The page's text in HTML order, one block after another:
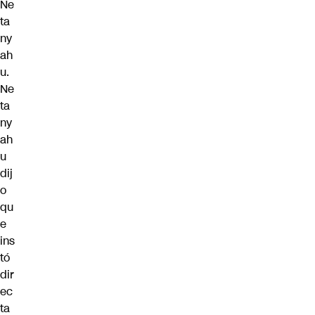
Ne
ta
ny
ah
u.
Ne
ta
ny
ah
u
dij
o
qu
e
ins
tó
dir
ec
ta